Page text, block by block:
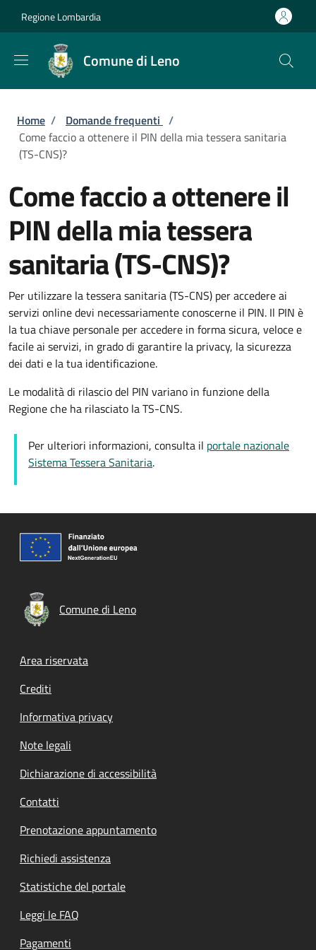
Regione Lombardia
Comune di Leno
Briciole di pane
Home / Domande frequenti /
Come faccio a ottenere il PIN della mia tessera sanitaria
(TS-CNS)?
Come faccio a ottenere il
PIN della mia tessera
sanitaria (TS-CNS)?
Per utilizzare la tessera sanitaria (TS-CNS) per accedere ai
servizi online devi necessariamente conoscerne il PIN. Il PIN è
la tua chiave personale per accedere in forma sicura, veloce e
facile ai servizi, in grado di garantire la privacy, la sicurezza
dei dati e la tua identificazione.
Le modalità di rilascio del PIN variano in funzione della
Regione che ha rilasciato la TS-CNS.
Per ulteriori informazioni, consulta il portale nazionale
Sistema Tessera Sanitaria.
Comune di Leno
Footer menu
Area riservata
Crediti
Informativa privacy
Note legali
Dichiarazione di accessibilità
Contatti
Prenotazione appuntamento
Richiedi assistenza
Statistiche del portale
Leggi le FAQ
Pagamenti